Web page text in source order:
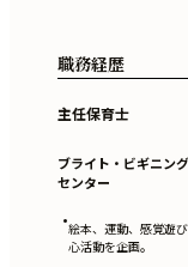
職務経歴
主任保育士
ブライト・ビギニン
センター
•絵本、運動、感覚遊
心活動を企画。